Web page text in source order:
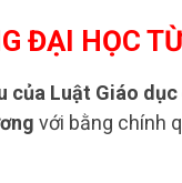
ĐẠI HỌC
của Luật Giáo
với bằng chính